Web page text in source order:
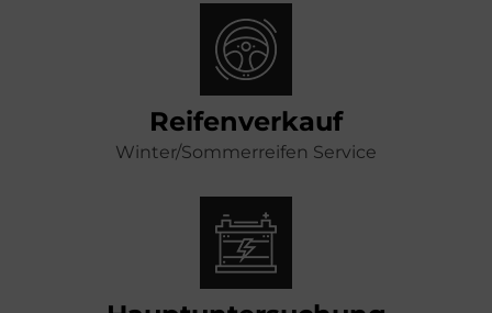
Reifenverkauf
Winter/Sommerreifen Service